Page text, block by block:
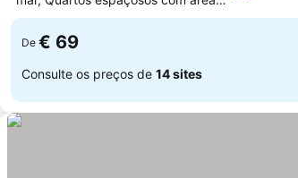
de estar
De € 69
Consulte os preços de 14 sites